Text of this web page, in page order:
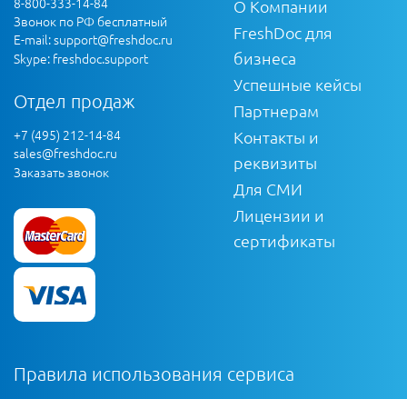
Звонок по РФ бесплатный
E-mail:support@freshdoc.ru
Skype: freshdoc.support
Отдел продаж
+7 (495) 212-14-84
sales@freshdoc.ru
Заказать звонок
О Компании
FreshDoc для
бизнеса
Успешные кейсы
Партнерам
Контакты и
реквизиты
Для СМИ
Лицензии и
сертификаты
Правила использования сервиса